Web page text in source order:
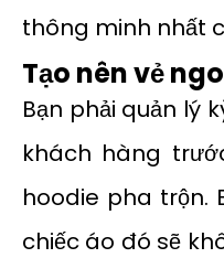
thông minh nhất
Tạo nên vẻ
Bạn phải quản lý
khách hàng
hoodie pha trộn.
chiếc áo đó sẽ